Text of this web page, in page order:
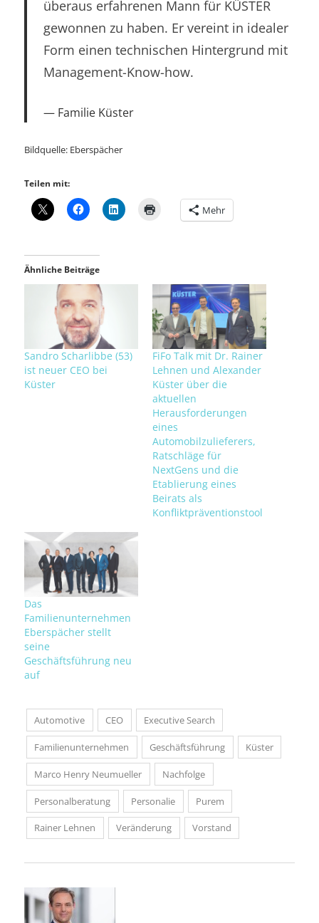
überaus erfahrenen Mann für KÜSTER
gewonnen zu haben. Er vereint in idealer
Form einen technischen Hintergrund mit
Management-Know-how.
Familie Küster
Bildquelle: Eberspächer
Teilen mit:
Mehr
Ähnliche Beiträge
Sandro Scharlibbe (53)
ist neuer CEO bei
Küster
FiFo Talk mit Dr. Rainer
Lehnen und Alexander
Küster über die
aktuellen
Herausforderungen
eines
Automobilzulieferers,
Ratschläge für
NextGens und die
Etablierung eines
Beirats als
Konfliktpräventionstool
Das
Familienunternehmen
Eberspächer stellt
seine
Geschäftsführung neu
auf
Automotive CEO Executive Search
Familienunternehmen Geschäftsführung Küster
Marco Henry Neumueller Nachfolge
Personalberatung Personalie Purem
Rainer Lehnen Veränderung Vorstand